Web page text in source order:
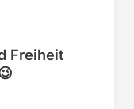
Freiheit